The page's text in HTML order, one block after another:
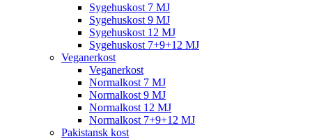
Sygehuskost 7 MJ
Sygehuskost 9 MJ
Sygehuskost 12 MJ
Sygehuskost 7+9+12 MJ
Veganerkost
Veganerkost
Normalkost 7 MJ
Normalkost 9 MJ
Normalkost 12 MJ
Normalkost 7+9+12 MJ
Pakistansk kost